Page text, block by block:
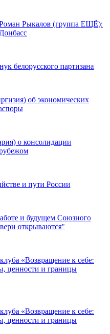
Рыкалов (группа ЕЩЁ):
белорусского партизана
об экономических
о консолидации
и пути России
и будущем Союзного
открываются"
«Возвращение к себе:
ценности и границы
«Возвращение к себе:
ценности и границы